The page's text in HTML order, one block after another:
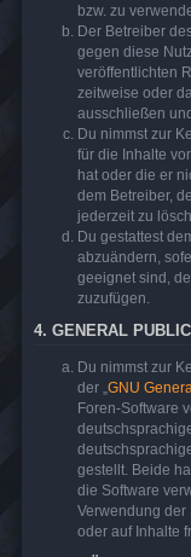
bzw. zu
Der Betreiber
gegen diese
veröffentlichten
zeitweise oder
ausschließen
Du nimmst zur
für die Inhalte
hat oder die er
dem Betreiber,
jederzeit zu
Du gestattest
abzuändern,
geeignet sind,
zuzufügen.
4. GENERAL
Du nimmst zur
der „GNU
Foren-Software
gestellt. Beide
die Software
Verwendung der
oder auf Inhalte